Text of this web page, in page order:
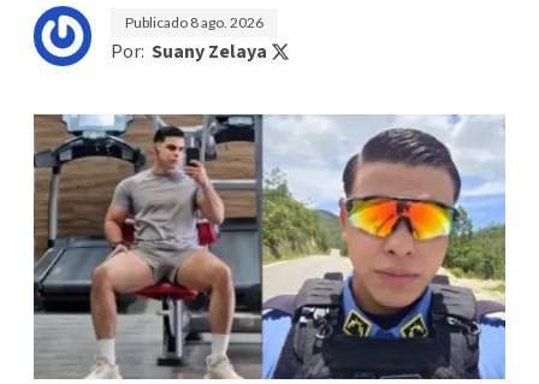
Publicado 8 ago. 2026
Por: Suany Zelaya